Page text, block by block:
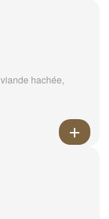
hachée,